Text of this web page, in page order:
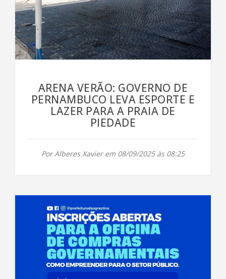
ARENA VERÃO: GOVERNO DE
PERNAMBUCO LEVA ESPORTE E
LAZER PARA A PRAIA DE
PIEDADE
Por Alberes Xavier em 08/09/2025 às 08:25